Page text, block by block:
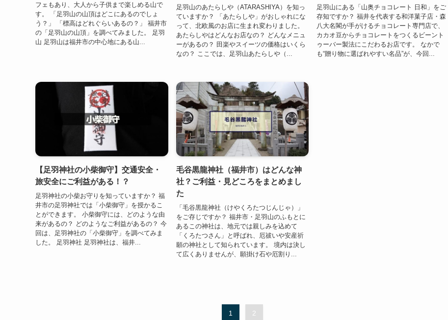
フェもあり、大人から子供まで楽しめる山で
す。 「足羽山の山頂はどこにあるのでしょ
う？」 「標高はどれぐらいあるの？」 福井市
の「足羽山の山頂」を調べてみました。 足羽
山 足羽山は福井市の中心地にある山...
足羽山のあたらしや（ATARASHIYA）を知っ
ていますか？ 「あたらしや」がおしゃれにな
って、北欧風のお店に生まれ変わりました。
あたらしやはどんなお店なの？ どんなメニュ
ーがあるの？ 田楽やスイーツの価格はいくら
なの？ ここでは、足羽山あたらしや（...
足羽山にある「山奥チョコレート 日和」をご
存知ですか？ 福井を代表する和洋菓子店・森
八大名閣が手がけるチョコレート専門店で、
カカオ豆からチョコレートをつくるビーント
ゥーバー製法にこだわるお店です。 なかで
も“贈り物に選ばれやすい名品”が、今回...
【足羽神社の小柴御守】交通安全・
旅安全にご利益がある！？
足羽神社の小柴お守りを知っていますか？ 福
井市の足羽神社では「小柴御守」を授かるこ
とができます。 小柴御守には、どのような由
来があるの？ どのようなご利益があるの？ 今
回は、足羽神社の「小柴御守」を調べてみま
した。 足羽神社 足羽神社は、福井...
毛谷黒龍神社（福井市）はどんな神
社？ご利益・見どころをまとめまし
た
「毛谷黒龍神社（けやくろたつじんじゃ）」
をご存じですか？ 福井市・足羽山のふもとに
あるこの神社は、地元では親しみを込めて
「くろたつさん」と呼ばれ、厄祓いや安産祈
願の神社として知られています。 境内は決し
て広くありませんが、願掛け石や厄割り...
1 2